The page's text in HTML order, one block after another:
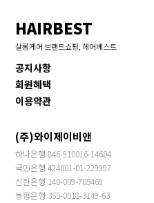
HAIRBEST
살롱케어 브랜드쇼핑, 헤어베스트
공지사항
회원혜택
이용약관
(주)와이제이비앤
하나은행 846-910016-14604
국민은행 424001-01-229997
신한은행 140-009-705469
농협은행 355-0018-3149-63